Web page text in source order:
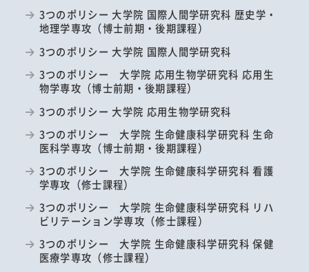
3つのポリシー 大学院 国際人間学研究科 歴史学・
地理学専攻（博士前期・後期課程）
3つのポリシー 大学院 国際人間学研究科
3つのポリシー 大学院 応用生物学研究科 応用生
物学専攻（博士前期・後期課程）
3つのポリシー 大学院 応用生物学研究科
3つのポリシー 大学院 生命健康科学研究科 生命
医科学専攻（博士前期・後期課程）
3つのポリシー 大学院 生命健康科学研究科 看護
学専攻（修士課程）
3つのポリシー 大学院 生命健康科学研究科 リハ
ビリテーション学専攻（修士課程）
3つのポリシー 大学院 生命健康科学研究科 保健
医療学専攻（修士課程）